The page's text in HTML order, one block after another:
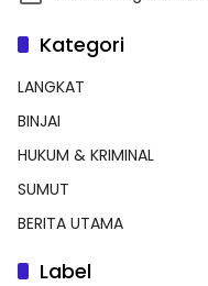
Kategori
LANGKAT
BINJAI
HUKUM & KRIMINAL
SUMUT
BERITA UTAMA
Label